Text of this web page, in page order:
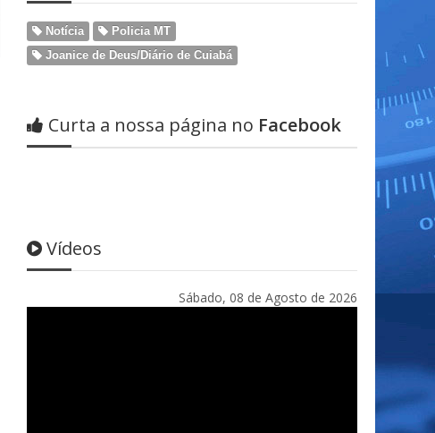
Notícia
Policia MT
Joanice de Deus/Diário de Cuiabá
Curta a nossa página no Facebook
Vídeos
Sábado, 08 de Agosto de 2026